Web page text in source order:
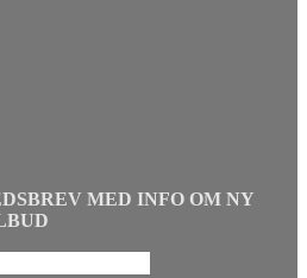
MED INFO OM NY